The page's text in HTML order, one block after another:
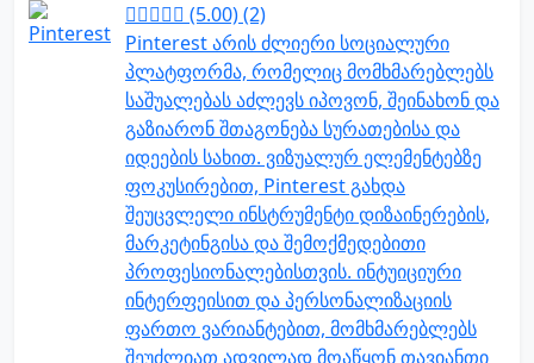
(5.00) (2)
Pinterest არის ძლიერი სოციალური
პლატფორმა, რომელიც მომხმარებლებს
საშუალებას აძლევს იპოვონ, შეინახონ და
გაზიარონ შთაგონება სურათებისა და
იდეების სახით. ვიზუალურ ელემენტებზე
ფოკუსირებით, Pinterest გახდა
შეუცვლელი ინსტრუმენტი დიზაინერების,
მარკეტინგისა და შემოქმედებითი
პროფესიონალებისთვის. ინტუიციური
ინტერფეისით და პერსონალიზაციის
ფართო ვარიანტებით, მომხმარებლებს
შეუძლიათ ადვილად მოაწყონ თავიანთი